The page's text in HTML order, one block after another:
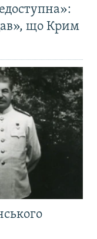
що Крим